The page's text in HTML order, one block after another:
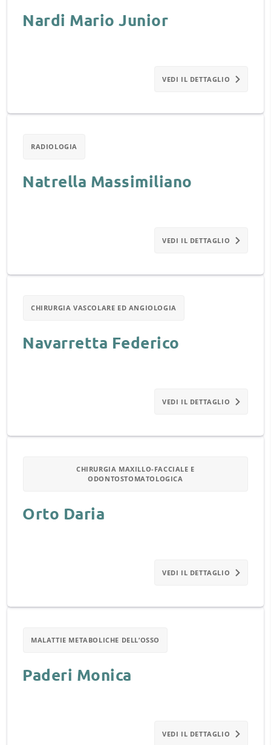
Nardi Mario Junior
VEDI IL DETTAGLIO
RADIOLOGIA
Natrella Massimiliano
VEDI IL DETTAGLIO
CHIRURGIA VASCOLARE ED ANGIOLOGIA
Navarretta Federico
VEDI IL DETTAGLIO
CHIRURGIA MAXILLO-FACCIALE E
ODONTOSTOMATOLOGICA
Orto Daria
VEDI IL DETTAGLIO
MALATTIE METABOLICHE DELL’OSSO
Paderi Monica
VEDI IL DETTAGLIO